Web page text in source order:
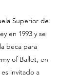
Superior de
en 1993 y se
beca para
of Ballet, en
invitado a